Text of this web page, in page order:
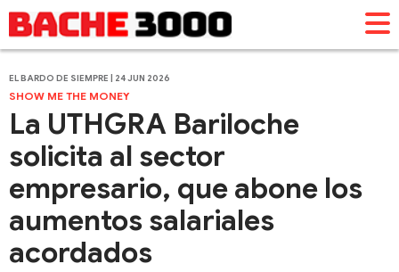
EL BARDO DE SIEMPRE | 24 JUN 2026
SHOW ME THE MONEY
La UTHGRA Bariloche
solicita al sector
empresario, que abone los
aumentos salariales
acordados